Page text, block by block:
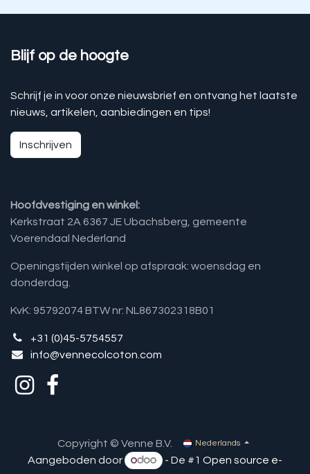
Blijf op de hoogte
Schrijf je in voor onze nieuwsbrief en ontvang het laatste
nieuws, artikelen, aanbiedingen en tips!
Inschrijven
Hoofdvestiging en winkel:
Kerkstraat 2A 6367 JE Ubachsberg, gemeente
Voerendaal Nederland
Openingstijden winkel op afspraak: woensdag en
donderdag.
KvK: 95792074 BTW nr: NL867302318B01
+31 (0)45-5754557
info@vennecolcoton.com
Copyright © Venne B.V. Nederlands
Aangeboden door - De #1 Open source e-